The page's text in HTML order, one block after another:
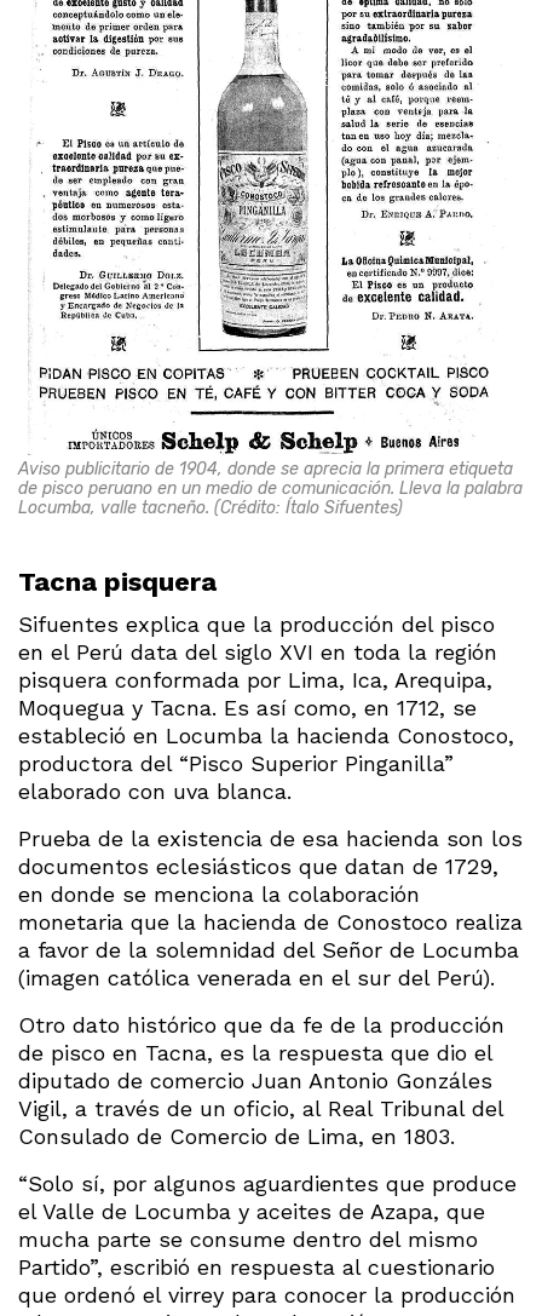
Aviso publicitario de 1904, donde se aprecia la primera etiqueta
de pisco peruano en un medio de comunicación. Lleva la palabra
Locumba, valle tacneño. (Crédito: Ítalo Sifuentes)
Tacna pisquera
Sifuentes explica que la producción del pisco
en el Perú data del siglo XVI en toda la región
pisquera conformada por Lima, Ica, Arequipa,
Moquegua y Tacna. Es así como, en 1712, se
estableció en Locumba la hacienda Conostoco,
productora del “Pisco Superior Pinganilla”
elaborado con uva blanca.
Prueba de la existencia de esa hacienda son los
documentos eclesiásticos que datan de 1729,
en donde se menciona la colaboración
monetaria que la hacienda de Conostoco realiza
a favor de la solemnidad del Señor de Locumba
(imagen católica venerada en el sur del Perú).
Otro dato histórico que da fe de la producción
de pisco en Tacna, es la respuesta que dio el
diputado de comercio Juan Antonio Gonzáles
Vigil, a través de un oficio, al Real Tribunal del
Consulado de Comercio de Lima, en 1803.
“Solo sí, por algunos aguardientes que produce
el Valle de Locumba y aceites de Azapa, que
mucha parte se consume dentro del mismo
Partido”, escribió en respuesta al cuestionario
que ordenó el virrey para conocer la producción